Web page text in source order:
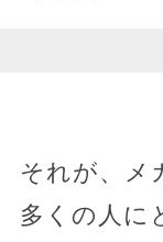
それが、メ
多くの人に